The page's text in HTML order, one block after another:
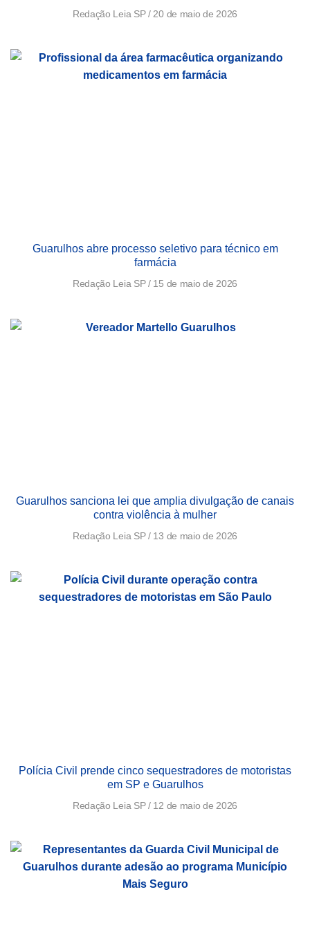
Redação Leia SP 20 de maio de 2026
Guarulhos abre processo seletivo para técnico em
farmácia
Redação Leia SP 15 de maio de 2026
Guarulhos sanciona lei que amplia divulgação de canais
contra violência à mulher
Redação Leia SP 13 de maio de 2026
Polícia Civil prende cinco sequestradores de motoristas
em SP e Guarulhos
Redação Leia SP 12 de maio de 2026